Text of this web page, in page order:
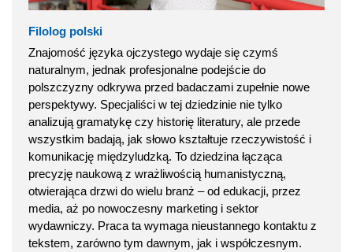
Filolog polski
Znajomość języka ojczystego wydaje się czymś
naturalnym, jednak profesjonalne podejście do
polszczyzny odkrywa przed badaczami zupełnie nowe
perspektywy. Specjaliści w tej dziedzinie nie tylko
analizują gramatykę czy historię literatury, ale przede
wszystkim badają, jak słowo kształtuje rzeczywistość i
komunikację międzyludzką. To dziedzina łącząca
precyzję naukową z wrażliwością humanistyczną,
otwierająca drzwi do wielu branż – od edukacji, przez
media, aż po nowoczesny marketing i sektor
wydawniczy. Praca ta wymaga nieustannego kontaktu z
tekstem, zarówno tym dawnym, jak i współczesnym.